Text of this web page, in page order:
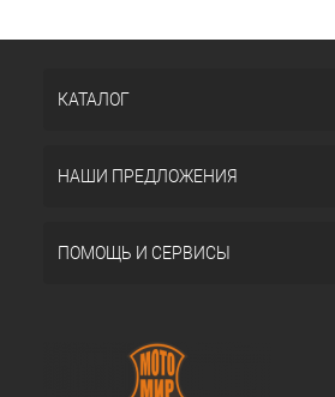
КАТАЛОГ
НАШИ ПРЕДЛОЖЕНИЯ
ПОМОЩЬ И СЕРВИСЫ